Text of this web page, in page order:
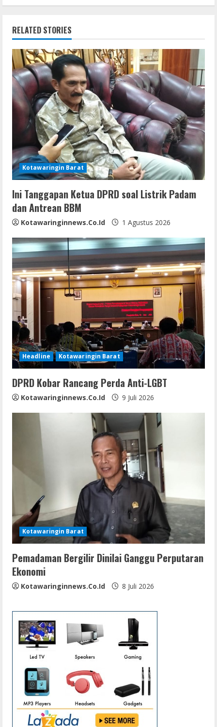
i
n
u
e
R
a
d
i
n
g
RELATED STORIES
Kotawaringin Barat
Ini Tanggapan Ketua DPRD soal Listrik Padam
dan Antrean BBM
Kotawaringinnews.co.id 1 Agustus 2026
Headline Kotawaringin Barat
DPRD Kobar Rancang Perda Anti-LGBT
Kotawaringinnews.co.id 9 Juli 2026
Kotawaringin Barat
Pemadaman Bergilir Dinilai Ganggu Perputaran
Ekonomi
Kotawaringinnews.co.id 8 Juli 2026